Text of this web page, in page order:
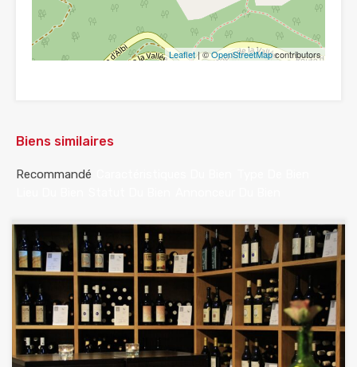
Leaflet| ©OpenStreetMapcontributors
Biens similaires
Recommandé